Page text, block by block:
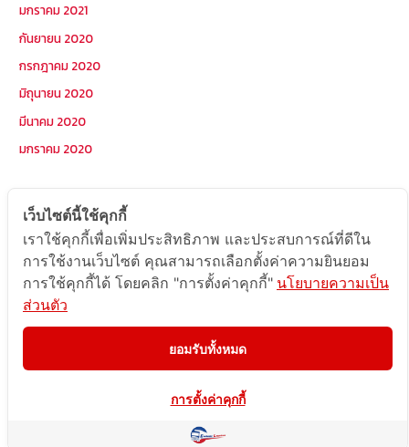
มกราคม 2021
กันยายน 2020
กรกฎาคม 2020
มิถุนายน 2020
มีนาคม 2020
มกราคม 2020
หมวดหมู่
Postcode
TOPKEYWORD
บริการรับส่งสินค้าไปกัมพูชา
ผลงานส่งสินค้าไปกัมพูชา
ส่งสินค้ากัมพูชา1Uncategorized
เว็บไซต์นี้ใช้คุกกี้
เราใช้คุกกี้เพื่อเพิ่มประสิทธิภาพ และประสบการณ์ที่ดีใน
การใช้งานเว็บไซต์ คุณสามารถเลือกตั้งค่าความยินยอม
การใช้คุกกี้ได้ โดยคลิก "การตั้งค่าคุกกี้" นโยบายความเป็น
ส่วนตัว
ยอมรับทั้งหมด
การตั้งค่าคุกกี้